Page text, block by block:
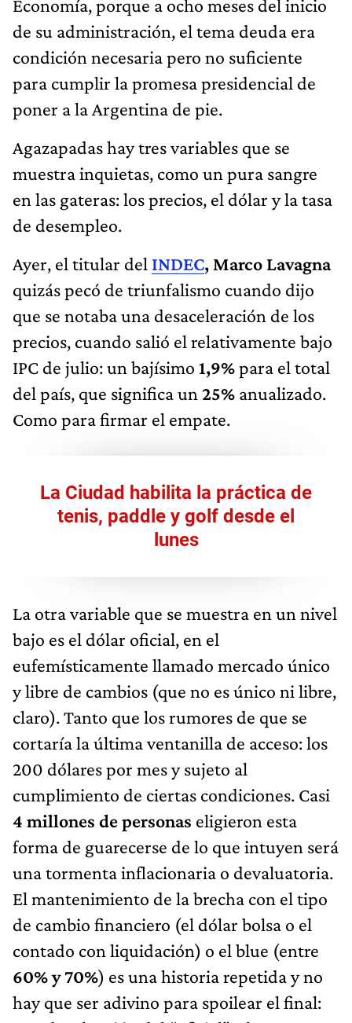
Economía, porque a ocho meses del inicio
de su administración, el tema deuda era
condición necesaria pero no suficiente
para cumplir la promesa presidencial de
poner a la Argentina de pie.
Agazapadas hay tres variables que se
muestra inquietas, como un pura sangre
en las gateras: los precios, el dólar y la tasa
de desempleo.
Ayer, el titular del INDEC, Marco Lavagna
quizás pecó de triunfalismo cuando dijo
que se notaba una desaceleración de los
precios, cuando salió el relativamente bajo
IPC de julio: un bajísimo 1,9%para el total
del país, que significa un 25% anualizado.
Como para firmar el empate.
La Ciudad habilita la práctica de
tenis, paddle y golf desde el
lunes
La otra variable que se muestra en un nivel
bajo es el dólar oficial, en el
eufemísticamente llamado mercado único
y libre de cambios (que no es único ni libre,
claro). Tanto que los rumores de que se
cortaría la última ventanilla de acceso: los
200 dólares por mes y sujeto al
cumplimiento de ciertas condiciones. Casi
4 millones de personas eligieron esta
forma de guarecerse de lo que intuyen será
una tormenta inflacionaria o devaluatoria.
El mantenimiento de la brecha con el tipo
de cambio financiero (el dólar bolsa o el
contado con liquidación) o el blue (entre
60% y 70%) es una historia repetida y no
hay que ser adivino para spoilear el final: